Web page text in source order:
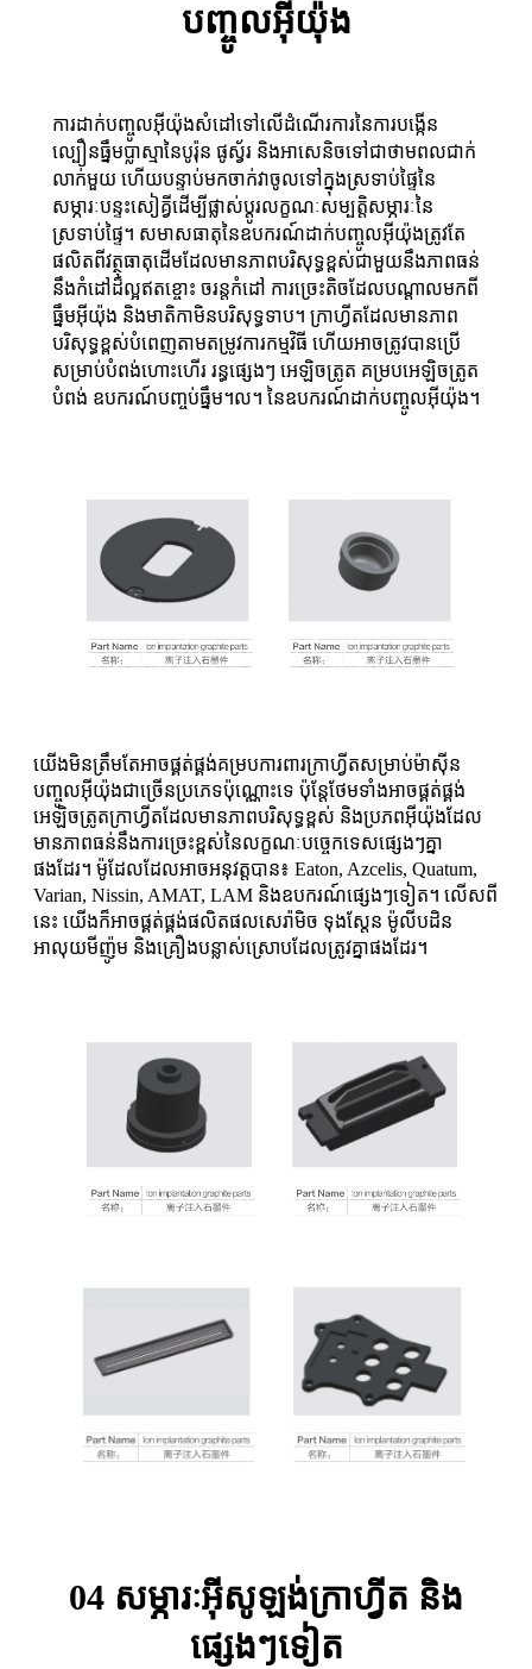
បញ្ចូលអ៊ីយ៉ុង
ការដាក់បញ្ចូលអ៊ីយ៉ុងសំដៅទៅលើដំណើរការនៃការបង្កើន
ល្បឿនធ្នឹមប្លាស្មានៃបូរ៉ុន ផូស្វ័រ និងអាសេនិចទៅជាថាមពលជាក់
លាក់មួយ ហើយបន្ទាប់មកចាក់វាចូលទៅក្នុងស្រទាប់ផ្ទៃនៃ
សម្ភារៈបន្ទះសៀគ្វីដើម្បីផ្លាស់ប្តូរលក្ខណៈសម្បត្តិសម្ភារៈនៃ
ស្រទាប់ផ្ទៃ។ សមាសធាតុនៃឧបករណ៍ដាក់បញ្ចូលអ៊ីយ៉ុងត្រូវតែ
ផលិតពីវត្ថុធាតុដើមដែលមានភាពបរិសុទ្ធខ្ពស់ជាមួយនឹងភាពធន់
នឹងកំដៅដ៏ល្អឥតខ្ចោះ ចរន្តកំដៅ ការច្រេះតិចដែលបណ្តាលមកពី
ធ្នឹមអ៊ីយ៉ុង និងមាតិកាមិនបរិសុទ្ធទាប។ ក្រាហ្វីតដែលមានភាព
បរិសុទ្ធខ្ពស់បំពេញតាមតម្រូវការកម្មវិធី ហើយអាចត្រូវបានប្រើ
សម្រាប់បំពង់ហោះហើរ រន្ធផ្សេងៗ អេឡិចត្រូត គម្របអេឡិចត្រូត
បំពង់ ឧបករណ៍បញ្ចប់ធ្នឹម។ល។ នៃឧបករណ៍ដាក់បញ្ចូលអ៊ីយ៉ុង។
យើងមិនត្រឹមតែអាចផ្គត់ផ្គង់គម្របការពារក្រាហ្វីតសម្រាប់ម៉ាស៊ីន
បញ្ចូលអ៊ីយ៉ុងជាច្រើនប្រភេទប៉ុណ្ណោះទេ ប៉ុន្តែថែមទាំងអាចផ្គត់ផ្គង់
អេឡិចត្រូតក្រាហ្វីតដែលមានភាពបរិសុទ្ធខ្ពស់ និងប្រភពអ៊ីយ៉ុងដែល
មានភាពធន់នឹងការច្រេះខ្ពស់នៃលក្ខណៈបច្ចេកទេសផ្សេងៗគ្នា
ផងដែរ។ ម៉ូដែលដែលអាចអនុវត្តបាន៖ Eaton, Azcelis, Quatum,
Varian, Nissin, AMAT, LAM និងឧបករណ៍ផ្សេងៗទៀត។ លើសពី
នេះ យើងក៏អាចផ្គត់ផ្គង់ផលិតផលសេរ៉ាមិច ទុងស្តែន ម៉ូលីបដិន
អាលុយមីញ៉ូម និងគ្រឿងបន្លាស់ស្រោបដែលត្រូវគ្នាផងដែរ។
04 សម្ភារៈអ៊ីសូឡង់ក្រាហ្វីត និង
ផ្សេងៗទៀត